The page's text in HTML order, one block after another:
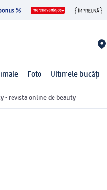
Foto Ultimele bucăți
- revista online de beauty